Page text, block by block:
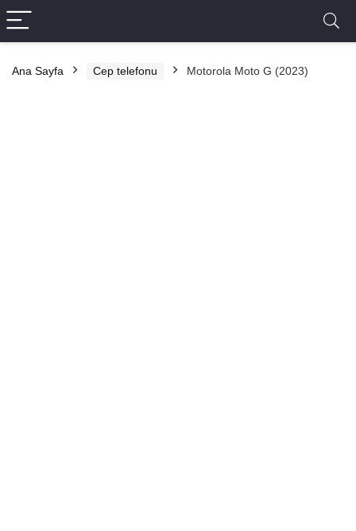
Ana Sayfa Cep telefonu Motorola Moto G (2023)